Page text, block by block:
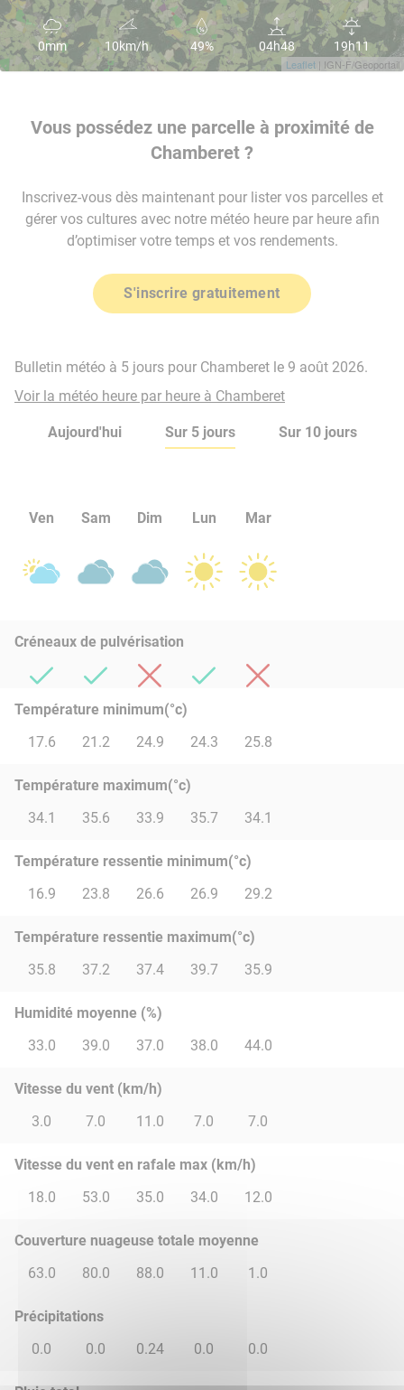
Leaflet | IGN-F/Geoportail
0mm 10km/h 49% 04h48 19h11
Vous possédez une parcelle à proximité de
Chamberet ?
Inscrivez-vous dès maintenant pour lister vos parcelles et
gérer vos cultures avec notre météo heure par heure afin
d’optimiser votre temps et vos rendements.
S'inscrire gratuitement
Bulletin météo à 5 jours pour Chamberet le 9 août 2026.
Voir la météo heure par heure à Chamberet
Aujourd'hui Sur 5 jours Sur 10 jours
Ven Sam Dim Lun Mar
Créneaux de pulvérisation
Température minimum(°c)
17.6
21.2 24.9 24.3 25.8
Température maximum(°c)
34.1
35.6 33.9 35.7 34.1
Température ressentie minimum(°c)
16.9
23.8 26.6 26.9 29.2
Température ressentie maximum(°c)
35.8
37.2 37.4 39.7 35.9
Humidité moyenne (%)
33.0
39.0 37.0 38.0 44.0
Vitesse du vent (km/h)
3.0
7.0 11.0 7.0 7.0
Vitesse du vent en rafale max (km/h)
18.0
53.0 35.0 34.0 12.0
Couverture nuageuse totale moyenne
63.0
80.0 88.0 11.0 1.0
Précipitations
0.0
0.0 0.24 0.0 0.0